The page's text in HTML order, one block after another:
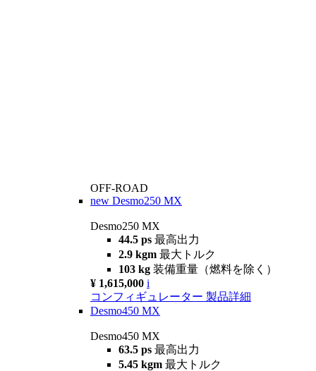
OFF-ROAD
new Desmo250 MX
Desmo250 MX
44.5 ps 最高出力
2.9 kgm 最大トルク
103 kg 装備重量（燃料を除く）
¥ 1,615,000 i
コンフィギュレーター 製品詳細
Desmo450 MX
Desmo450 MX
63.5 ps 最高出力
5.45 kgm 最大トルク